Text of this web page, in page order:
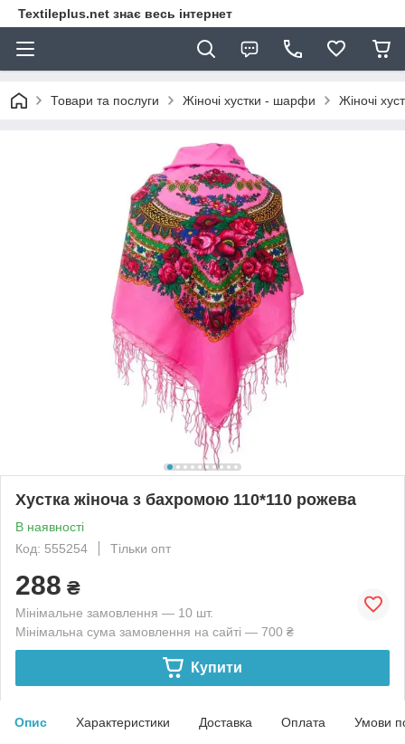
Textileplus.net знає весь інтернет
Товари та послуги Жіночі хустки - шарфи Жіночі
Хустка жіноча з бахромою 110*110 рожева
В наявності
Код: 555254
Тільки опт
288 ₴
Мінімальне замовлення — 10 шт.
Мінімальна сума замовлення на сайті — 700 ₴
Купити
Опис Характеристики Доставка Оплата Умови